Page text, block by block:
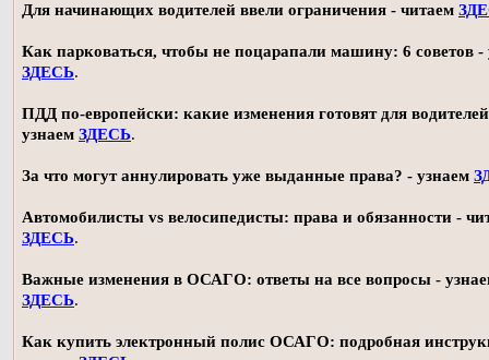
Для начинающих водителей ввели ограничения - читаем
Как парковаться, чтобы не поцарапали машину: 6 советов -
ЗДЕСЬ.
ПДД по-европейски: какие изменения готовят для
узнаем ЗДЕСЬ.
За что могут аннулировать уже выданные права? - узнаем
Автомобилисты vs велосипедисты: права и обязанности -
ЗДЕСЬ.
Важные изменения в ОСАГО: ответы на все вопросы -
ЗДЕСЬ.
Как купить электронный полис ОСАГО: подробная